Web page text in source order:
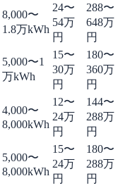
8,000〜
1.8万kWh
24〜
54万
円
288〜
648万
円
5,000〜1
万kWh
15〜
30万
円
180〜
360万
円
4,000〜
8,000kWh
12〜
24万
円
144〜
288万
円
5,000〜
8,000kWh
15〜
24万
円
180〜
288万
円